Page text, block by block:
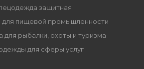
защитная
пищевой промышленности
для рыбалки, охоты и туризма
для сферы услуг